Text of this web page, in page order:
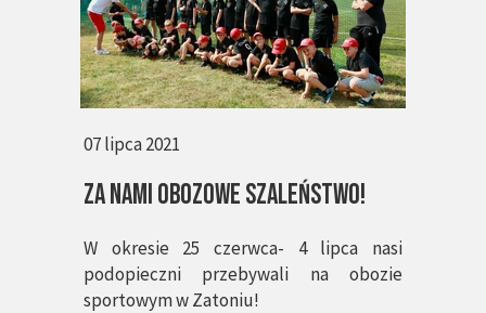
W okresie 25 czerwca- 4 lipca nasi
podopieczni przebywali na obozie
sportowym w Zatoniu!
za nami obozowe szaleństwo!
07 lipca 2021